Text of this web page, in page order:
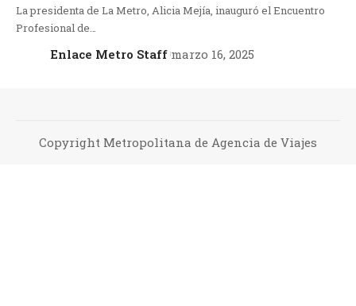
La presidenta de La Metro, Alicia Mejía, inauguró el Encuentro
Profesional de…
Enlace Metro Staff marzo 16, 2025
Copyright Metropolitana de Agencia de Viajes